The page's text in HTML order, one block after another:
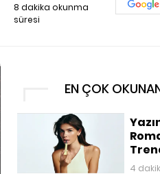
8 dakika okunma
süresi
EN ÇOK
4